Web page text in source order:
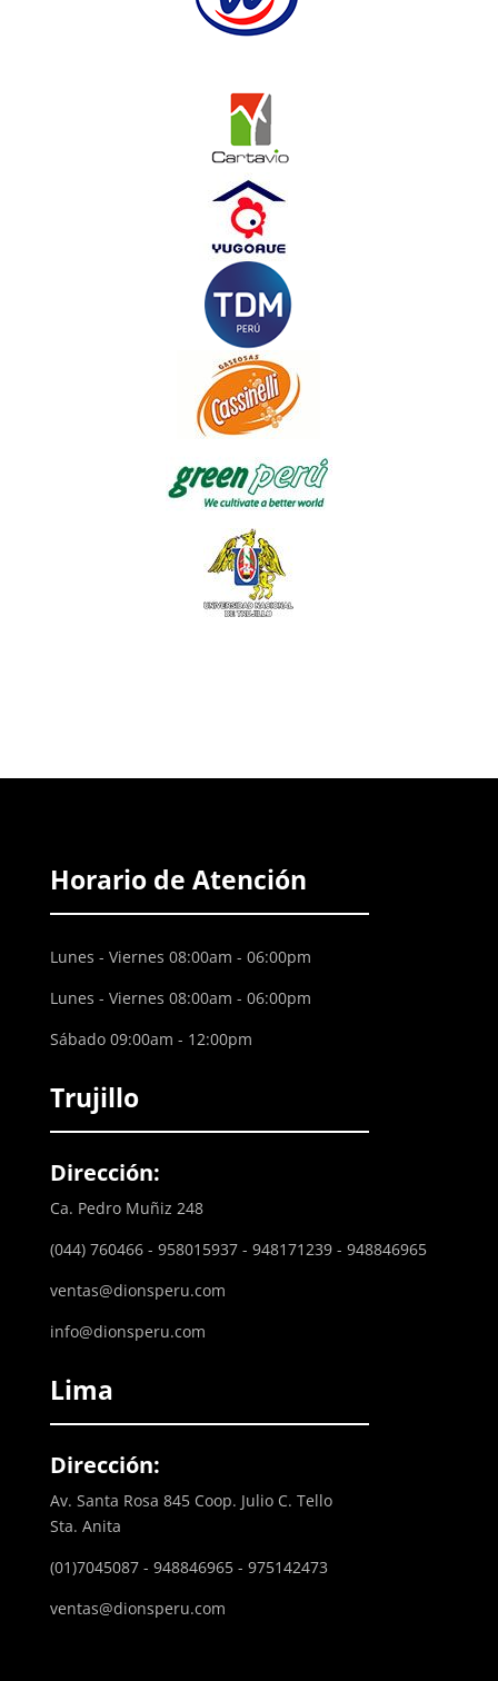
Horario de Atención
Lunes - Viernes 08:00am - 06:00pm
Lunes - Viernes 08:00am - 06:00pm
Sábado 09:00am - 12:00pm
Trujillo
Dirección:
Ca. Pedro Muñiz 248
(044) 760466 - 958015937 - 948171239 - 948846965
ventas@dionsperu.com
info@dionsperu.com
Lima
Dirección:
Av. Santa Rosa 845 Coop. Julio C. Tello
Sta. Anita
(01)7045087 - 948846965 - 975142473
ventas@dionsperu.com